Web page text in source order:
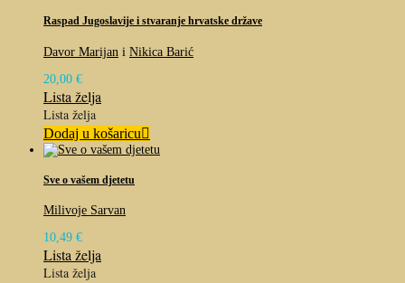
Raspad Jugoslavije i stvaranje hrvatske države
Davor Marijan i Nikica Barić
20,00 €
Lista želja
Lista želja
Dodaj u košaricu
Sve o vašem djetetu
Milivoje Sarvan
10,49 €
Lista želja
Lista želja